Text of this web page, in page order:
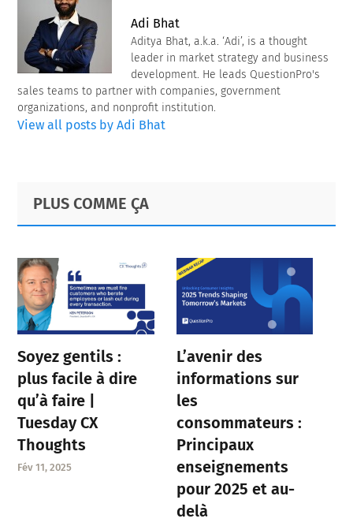
Adi Bhat
Aditya Bhat, a.k.a. ‘Adi’, is a thought
leader in market strategy and business
development. He leads QuestionPro's
sales teams to partner with companies, government
organizations, and nonprofit institution.
View all posts by Adi Bhat
Primary
Sidebar
Footer
PLUS COMME ÇA
Soyez gentils :
plus facile à dire
qu’à faire |
Tuesday CX
Thoughts
Fév 11, 2025
L’avenir des
informations sur
les
consommateurs :
Principaux
enseignements
pour 2025 et au-
delà